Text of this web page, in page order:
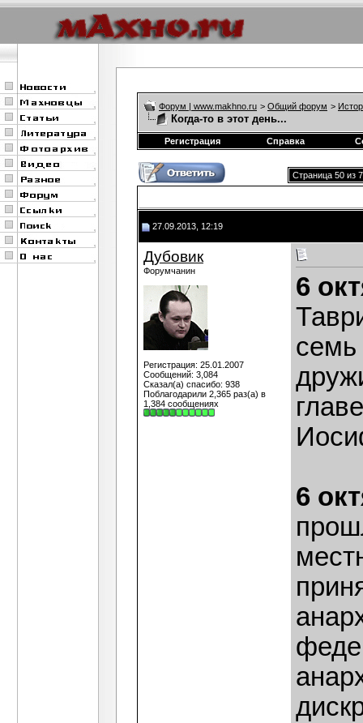
Форум | www.makhno.ru > Общий форум >
Когда-то в этот день...
Регистрация Справка
Страница 50 из
27.09.2013, 12:19
Дубовик
Форумчанин
Регистрация: 25.01.2007
Сообщений: 3,084
Сказал(а) спасибо: 938
Поблагодарили 2,365 раз(а) в
1,384 сообщениях
6
семь
6